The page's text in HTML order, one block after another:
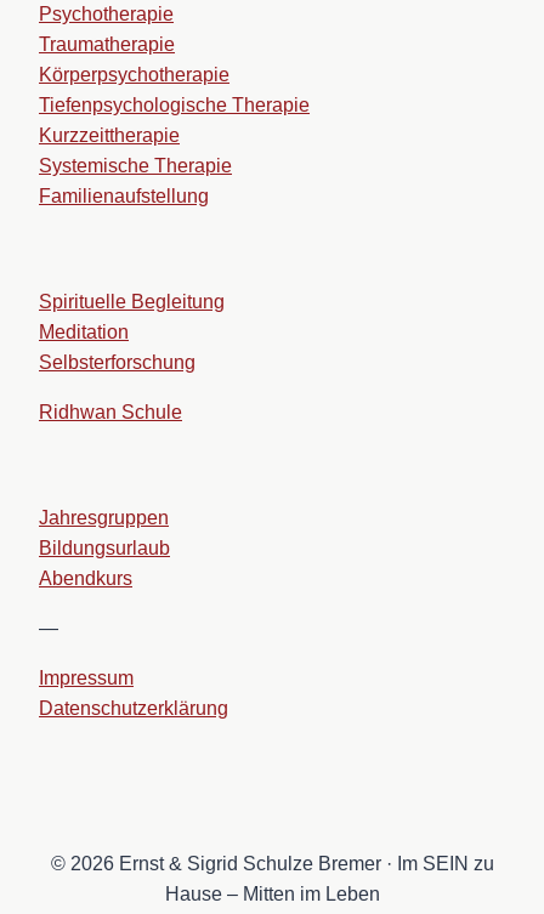
Psychotherapie
Traumatherapie
Körperpsychotherapie
Tiefenpsychologische Therapie
Kurzzeittherapie
Systemische Therapie
Familienaufstellung
Spirituelle Begleitung
Meditation
Selbsterforschung
Ridhwan Schule
Jahresgruppen
Bildungsurlaub
Abendkurs
—
Impressum
Datenschutzerklärung
© 2026 Ernst & Sigrid Schulze Bremer · Im SEIN zu
Hause – Mitten im Leben